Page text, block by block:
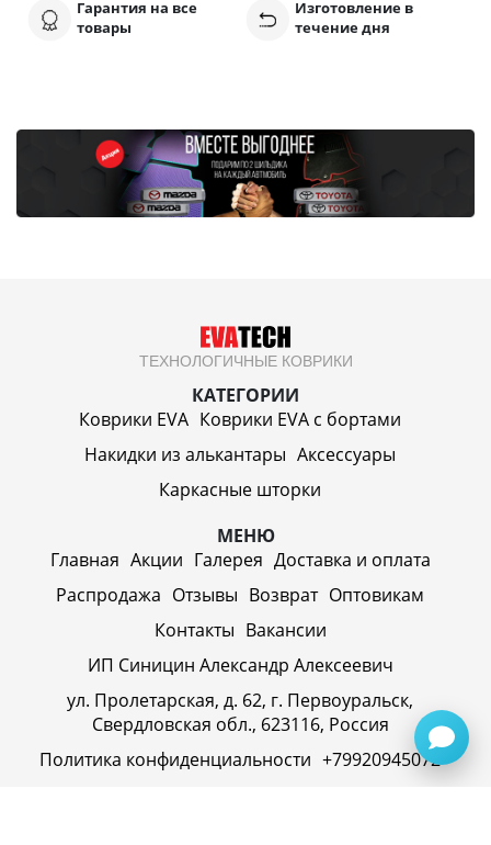
Гарантия на все
товары
Изготовление в
течение дня
ТЕХНОЛОГИЧНЫЕ КОВРИКИ
КАТЕГОРИИ
Коврики EVA Коврики EVA c бортами
Накидки из алькантары Аксессуары
Каркасные шторки
МЕНЮ
Главная Акции Галерея Доставка и оплата
Распродажа Отзывы Возврат Оптовикам
Контакты Вакансии
ИП Синицин Александр Алексеевич
ул. Пролетарская, д. 62, г. Первоуральск,
Свердловская обл., 623116, Россия
Политика конфиденциальности +79920945072